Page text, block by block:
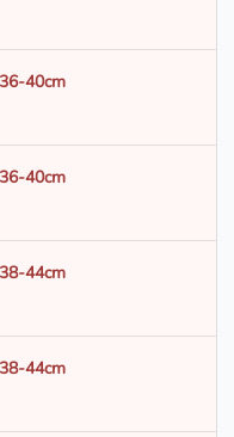
40cm
40cm
44cm
44cm